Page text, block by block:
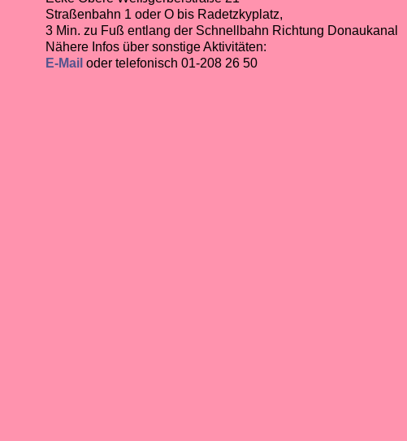
Straßenbahn 1 oder O bis Radetzkyplatz,
3 Min. zu Fuß entlang der Schnellbahn Richtung Donaukanal
Nähere Infos über sonstige Aktivitäten:
E-Mail oder telefonisch 01-208 26 50